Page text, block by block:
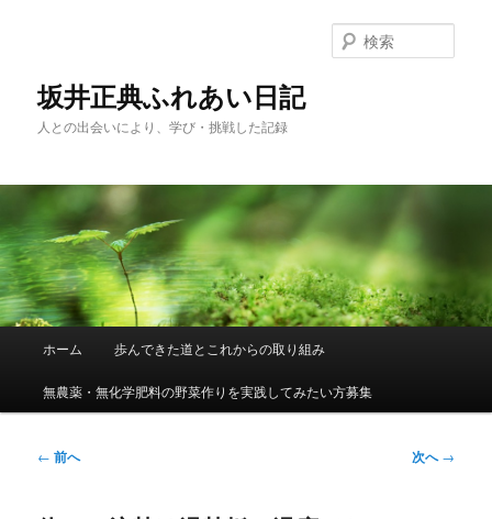
へ
動
坂井正典ふれあい日記
人との出会いにより、学び・挑戦した記録
索
メ
ホーム 歩んできた道とこれからの取り組み
無農薬・無化学肥料の野菜作りを実践してみたい方募集
投
← 前へ 次へ→